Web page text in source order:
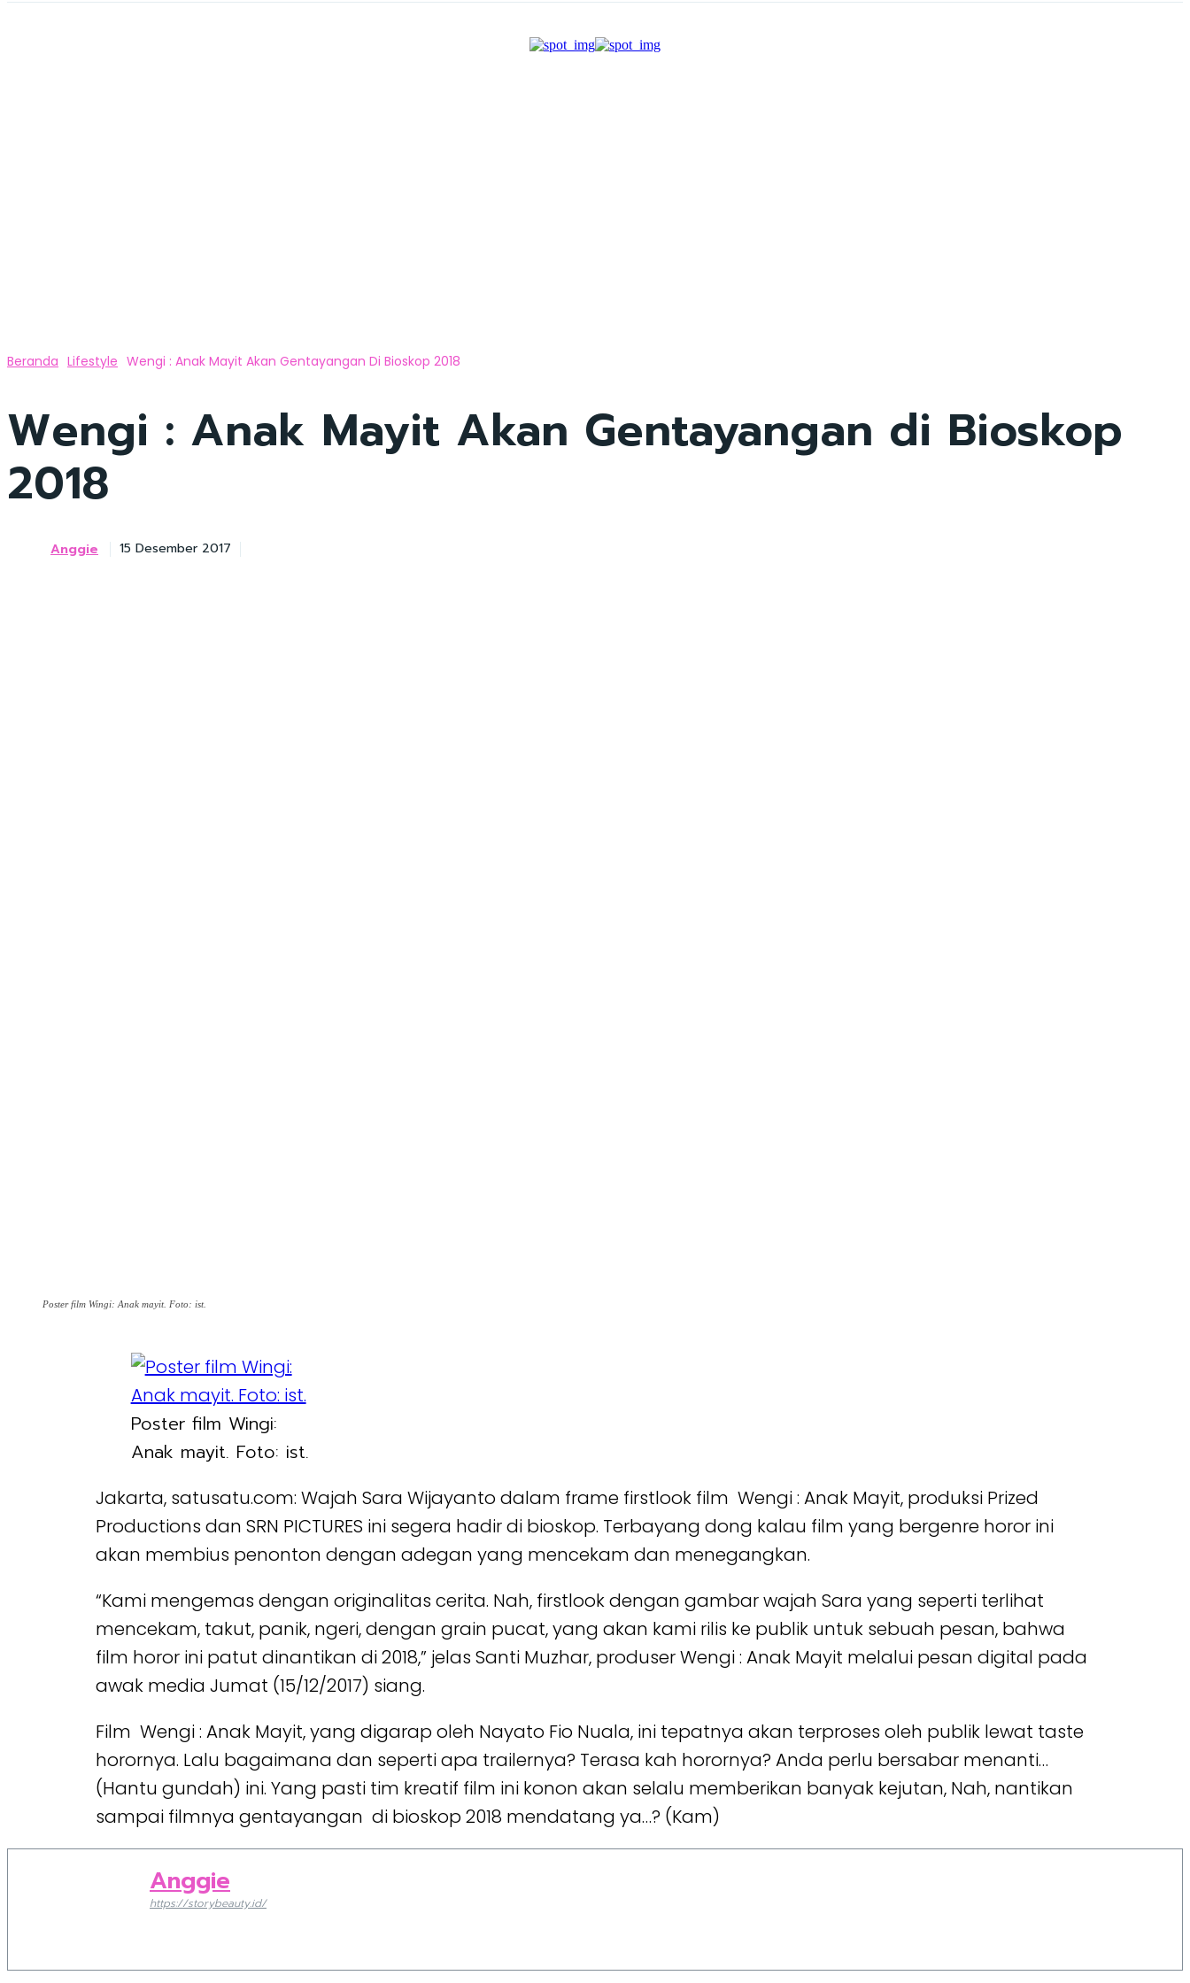
Beranda Lifestyle Wengi : Anak Mayit Akan Gentayangan Di Bioskop 2018
Wengi : Anak Mayit Akan Gentayangan di Bioskop
2018
Anggie 15 Desember 2017
Poster film Wingi: Anak mayit. Foto: ist.
Poster film Wingi:
Anak mayit. Foto: ist.
Jakarta, satusatu.com: Wajah Sara Wijayanto dalam frame firstlook film Wengi : Anak Mayit, produksi Prized
Productions dan SRN PICTURES ini segera hadir di bioskop. Terbayang dong kalau film yang bergenre horor ini
akan membius penonton dengan adegan yang mencekam dan menegangkan.
“Kami mengemas dengan originalitas cerita. Nah, firstlook dengan gambar wajah Sara yang seperti terlihat
mencekam, takut, panik, ngeri, dengan grain pucat, yang akan kami rilis ke publik untuk sebuah pesan, bahwa
film horor ini patut dinantikan di 2018,” jelas Santi Muzhar, produser Wengi : Anak Mayit melalui pesan digital pada
awak media Jumat (15/12/2017) siang.
Film Wengi : Anak Mayit, yang digarap oleh Nayato Fio Nuala, ini tepatnya akan terproses oleh publik lewat taste
horornya. Lalu bagaimana dan seperti apa trailernya? Terasa kah horornya? Anda perlu bersabar menanti…
(Hantu gundah) ini. Yang pasti tim kreatif film ini konon akan selalu memberikan banyak kejutan, Nah, nantikan
sampai filmnya gentayangan di bioskop 2018 mendatang ya…? (Kam)
Anggie
https://storybeauty.id/